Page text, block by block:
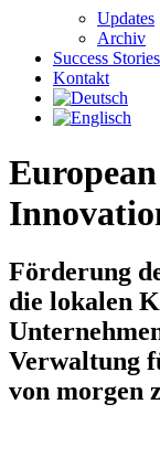
Updates
Archiv
Success Stories
Kontakt
Förderung
die lokalen
Verwaltung
von morgen